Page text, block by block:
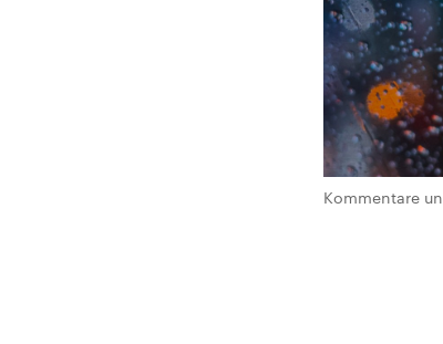
Kommentare